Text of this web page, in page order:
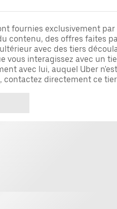
fournies exclusivement par
contenu, des offres faites
avec des tiers
vous interagissez avec un
avec lui, auquel Uber
contactez directement ce